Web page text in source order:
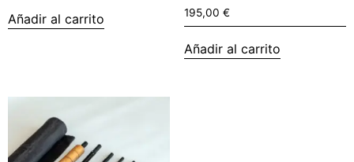
Añadir al carrito 195,00 €
Añadir al carrito